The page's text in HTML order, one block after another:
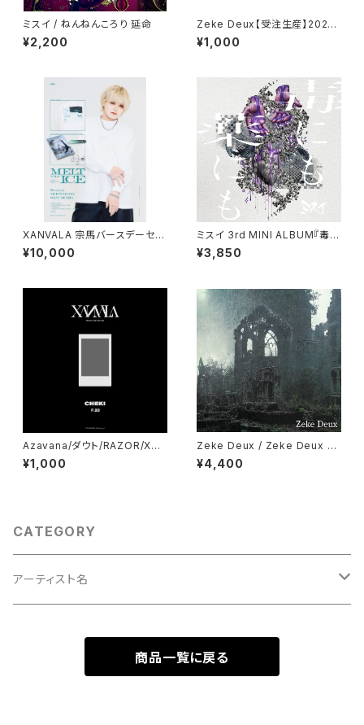
ミスイ / ねんねんころり 延命
¥2,200
Zeke Deux【受注生産】2026
年8月6日HOLIDAY NEXT NA
GOYAチェキ
¥1,000
XANVALA 宗馬バースデーセッ
ト2026
¥10,000
ミスイ 3rd MINI ALBUM『毒に
も薬にも』
¥3,850
Azavana/ダウト/RAZOR/XAN
VALA 4MAN LIVE「二十討ち」
8月1日(土)仙台darwin 当日チ
¥1,000
Zeke Deux / Zeke Deux 2n
d Press
¥4,400
CATEGORY
アーティスト名
商品一覧に戻る